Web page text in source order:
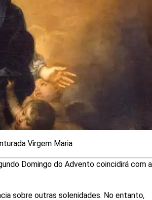
Virgem Maria
Domingo do Advento coincidirá com a
sobre outras solenidades. No entanto,